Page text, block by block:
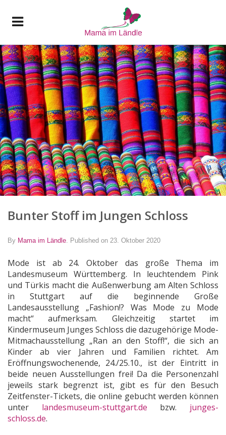
Bunter Stoff im Jungen Schloss
By Mama im Ländle Published on 23. Oktober 2020
Mode ist ab 24. Oktober das große Thema im
Landesmuseum Württemberg. In leuchtendem Pink
und Türkis macht die Außenwerbung am Alten Schloss
in Stuttgart auf die beginnende Große
Landesausstellung „Fashion!? Was Mode zu Mode
macht“ aufmerksam. Gleichzeitig startet im
Kindermuseum Junges Schloss die dazugehörige Mode-
Mitmachausstellung „Ran an den Stoff!“, die sich an
Kinder ab vier Jahren und Familien richtet. Am
Eröffnungswochenende, 24./25.10., ist der Eintritt in
beide neuen Ausstellungen frei! Da die Personenzahl
jeweils stark begrenzt ist, gibt es für den Besuch
Zeitfenster-Tickets, die online gebucht werden können
unter landesmuseum-stuttgart.de bzw. junges-
schloss.de.